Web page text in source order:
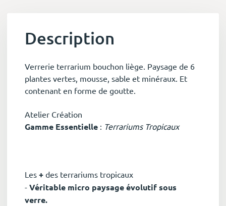
Description
Verrerie terrarium bouchon liège. Paysage de 6
plantes vertes, mousse, sable et minéraux. Et
contenant en forme de goutte.
Atelier Création
Gamme Essentielle : Terrariums Tropicaux
Les + des terrariums tropicaux
- Véritable micro paysage évolutif sous
verre.